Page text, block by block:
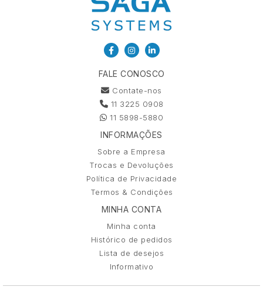
FALE CONOSCO
Contate-nos
11 3225 0908
11 5898-5880
INFORMAÇÕES
Sobre a Empresa
Trocas e Devoluções
Política de Privacidade
Termos & Condições
MINHA CONTA
Minha conta
Histórico de pedidos
Lista de desejos
Informativo